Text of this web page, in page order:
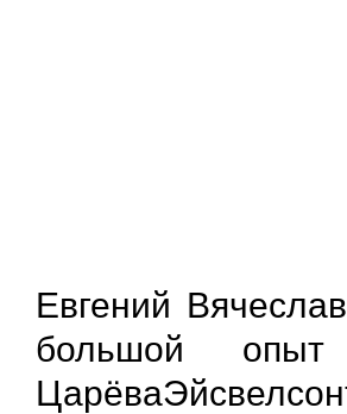
Евгений
большой